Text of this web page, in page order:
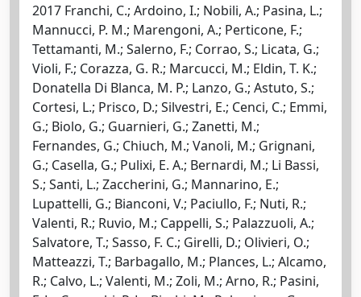
2017 Franchi, C.; Ardoino, I.; Nobili, A.; Pasina, L.;
Mannucci, P. M.; Marengoni, A.; Perticone, F.;
Tettamanti, M.; Salerno, F.; Corrao, S.; Licata, G.;
Violi, F.; Corazza, G. R.; Marcucci, M.; Eldin, T. K.;
Donatella Di Blanca, M. P.; Lanzo, G.; Astuto, S.;
Cortesi, L.; Prisco, D.; Silvestri, E.; Cenci, C.; Emmi,
G.; Biolo, G.; Guarnieri, G.; Zanetti, M.;
Fernandes, G.; Chiuch, M.; Vanoli, M.; Grignani,
G.; Casella, G.; Pulixi, E. A.; Bernardi, M.; Li Bassi,
S.; Santi, L.; Zaccherini, G.; Mannarino, E.;
Lupattelli, G.; Bianconi, V.; Paciullo, F.; Nuti, R.;
Valenti, R.; Ruvio, M.; Cappelli, S.; Palazzuoli, A.;
Salvatore, T.; Sasso, F. C.; Girelli, D.; Olivieri, O.;
Matteazzi, T.; Barbagallo, M.; Plances, L.; Alcamo,
R.; Calvo, L.; Valenti, M.; Zoli, M.; Arno, R.; Pasini,